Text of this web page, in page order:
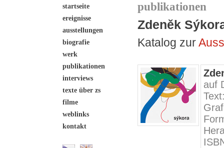
startseite
ereignisse
ausstellungen
biografie
werk
publikationen
interviews
texte über zs
filme
weblinks
kontakt
publikationen
Zdeněk
Katalog zur
auf